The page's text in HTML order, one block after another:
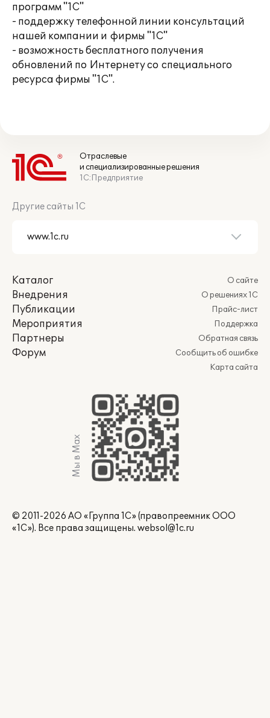
программ "1С"
- поддержку телефонной линии консультаций
нашей компании и фирмы "1С"
- возможность бесплатного получения
обновлений по Интернету со специального
ресурса фирмы "1С".
Отраслевые
и специализированные решения
1С:Предприятие
Другие сайты 1С
Каталог
Внедрения
Публикации
Мероприятия
Партнеры
Форум
О сайте
О решениях 1С
Прайс-лист
Поддержка
Обратная связь
Сообщить об ошибке
Карта сайта
Мы в Max
© 2011-2026 АО «Группа 1С» (правопреемник ООО
«1С»). Все права защищены. websol@1c.ru